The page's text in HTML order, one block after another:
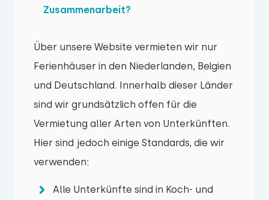
Zusammenarbeit?
Über unsere Website vermieten wir nur
Ferienhäuser in den Niederlanden, Belgien
und Deutschland. Innerhalb dieser Länder
sind wir grundsätzlich offen für die
Vermietung aller Arten von Unterkünften.
Hier sind jedoch einige Standards, die wir
verwenden:
Alle Unterkünfte sind in Koch- und